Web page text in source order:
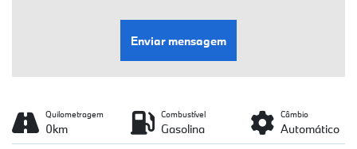
Enviar mensagem
Câmbio
Automático
Combustível
Gasolina
Quilometragem
0km